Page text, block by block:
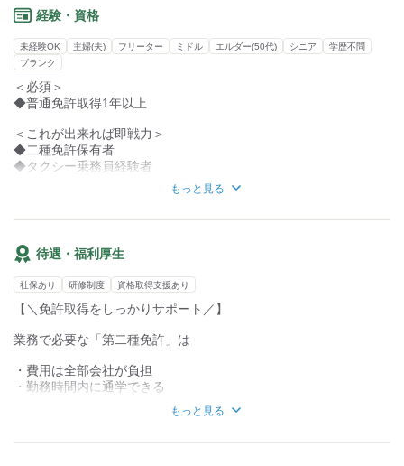
「仕事だから我慢」ではなく、
おしゃれも楽しみながら勤務可能。
主ふさんやブランクのある方も
気負わずスタートできる環境です。
メーターを押すだけで運転スタート！
★1回の平均運賃
1,500～2,500円くらい
★1日の目安
・日勤：12～15組
経験・資格
未経験OK 主婦(夫) フリーター ミドル エルダー(50代) シニア
学歴不問
ブランク
＜必須＞
◆普通免許取得1年以上
＜これが出来れば即戦力＞
◆二種免許保有者
◆タクシー乗務員経験者
◇新しい情報もキャッチできる方
◇やる気があって効率よく業務に向き合える方
もっと見る
待遇・福利厚生
社保あり 研修制度 資格取得支援あり
【＼免許取得をしっかりサポート／】
業務で必要な「第二種免許」は
・費用は全部会社が負担
・勤務時間内に通学できる
もっと見る